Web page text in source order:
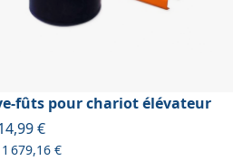
fûts pour chariot élévateur
de
€
1 679,16 €